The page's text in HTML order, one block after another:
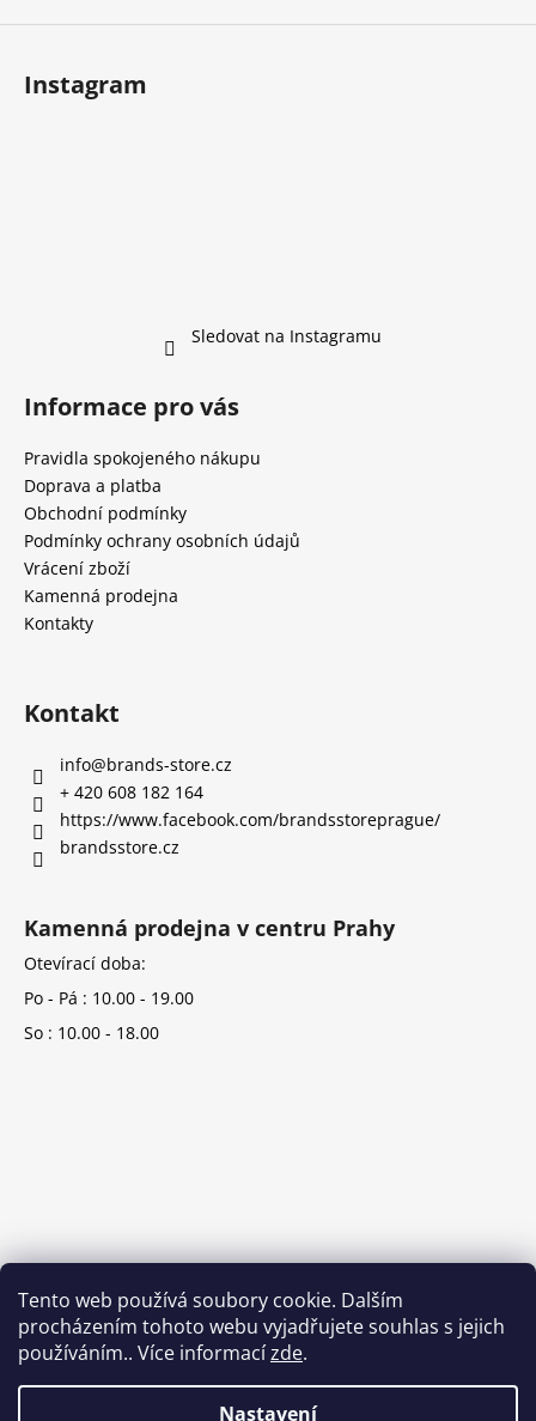
Tento web používá soubory cookie. Dalším
procházením tohoto webu vyjadřujete souhlas s jejich
používáním.. Více informacízde.
Nastavení
Instagram
Sledovat na Instagramu
Informace pro vás
Pravidla spokojeného nákupu
Doprava a platba
Obchodní podmínky
Podmínky ochrany osobních údajů
Vrácení zboží
Kamenná prodejna
Kontakty
Kontakt
info@brands-store.cz
+ 420 608 182 164
https://www.facebook.com/brandsstoreprague/
brandsstore.cz
Kamenná prodejna v centru Prahy
Otevírací doba:
Po - Pá : 10.00 - 19.00
So : 10.00 - 18.00